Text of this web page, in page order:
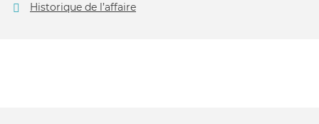
Historique de l’affaire